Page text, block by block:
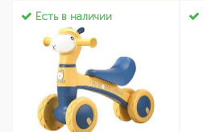
Есть в наличии